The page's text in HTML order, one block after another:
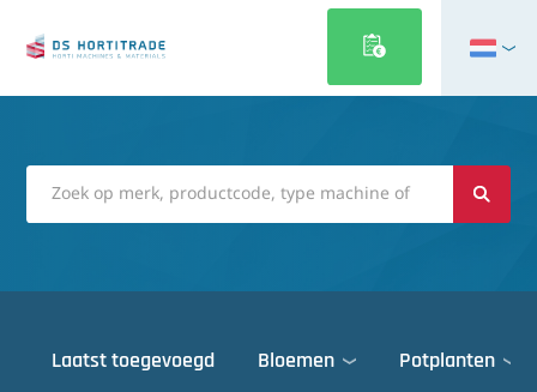
English
Deutsch
Polski
Română
Laatst toegevoegd Bloemen Potplanten